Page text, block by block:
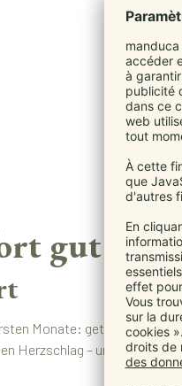
gut tut
Monate: getestet für
Herzschlag – und kommt